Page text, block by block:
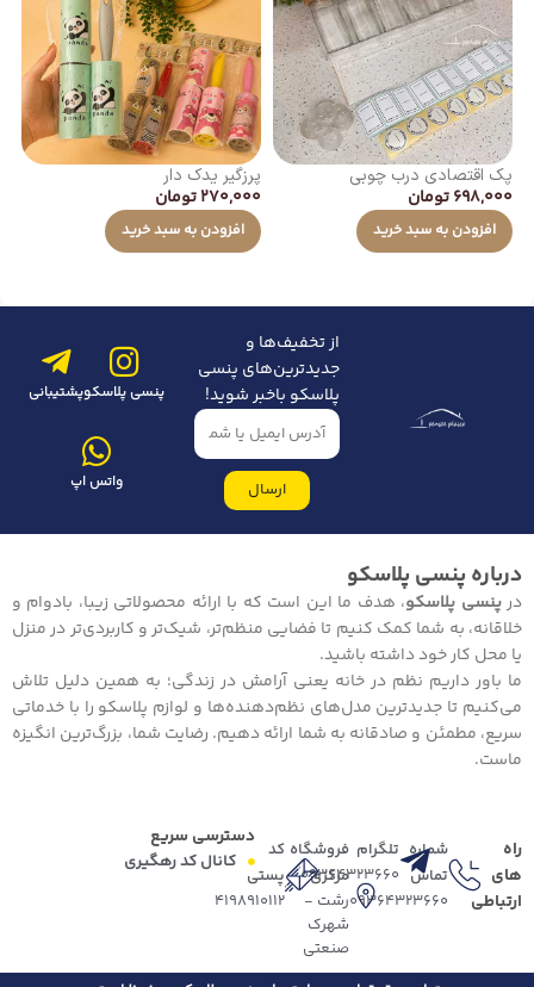
پک اقتصادی درب چوبی
698,000تومان
افزودن به سبد خرید
پرزگیر یدک دار
270,000تومان
افزودن به سبد خرید
از تخفیف‌ها و
جدیدترین‌های پنسی
پلاسکو باخبر شوید!
ارسال
پنسی پلاسکوپشتیبانی
واتس اپ
درباره پنسی پلاسکو
درپنسی پلاسکو، هدف ما این است که با ارائه محصولاتی زیبا، بادوام و
خلاقانه، به شما کمک کنیم تا فضایی منظم‌تر، شیک‌تر و کاربردی‌تر در منزل
یا محل کار خود داشته باشید.
ما باور داریم نظم در خانه یعنی آرامش در زندگی؛ به همین دلیل تلاش
می‌کنیم تا جدیدترین مدل‌های نظم‌دهنده‌ها و لوازم پلاسکو را با خدماتی
سریع، مطمئن و صادقانه به شما ارائه دهیم. رضایت شما، بزرگ‌ترین انگیزه
ماست.
دسترسی سریع
کانال کد رهگیری
راه
های
ارتباطی
شماره
تماس
09364323660
تلگرام
09364323660
فروشگاه
مرکزی
رشت -
شهرک
صنعتی
کد
پستی
4198910112